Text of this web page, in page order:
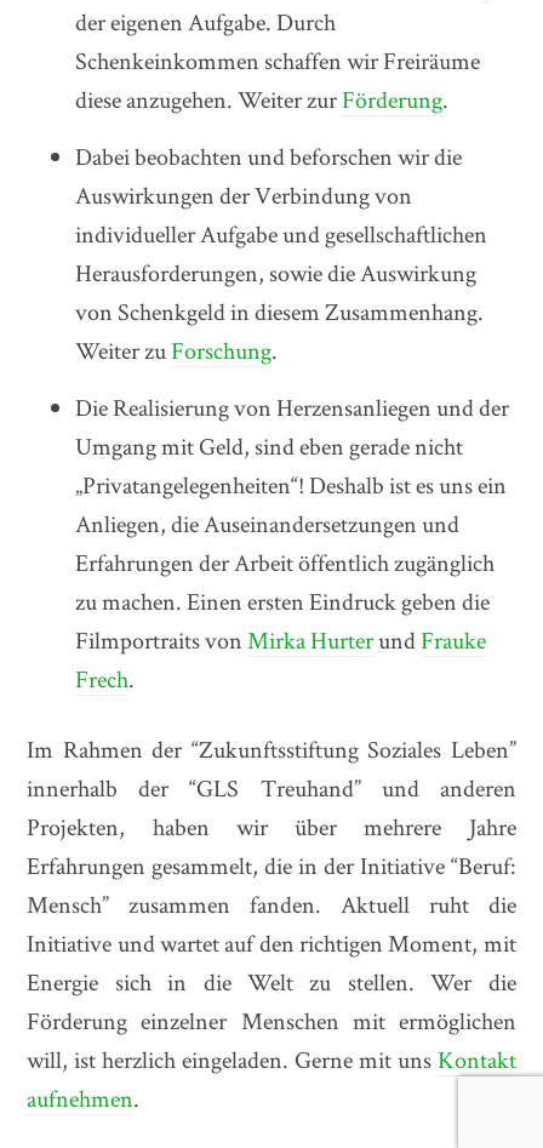
der eigenen Aufgabe. Durch
Schenkeinkommen schaffen wir Freiräume
diese anzugehen. Weiter zurFörderung.
Dabei beobachten und beforschen wir die
Auswirkungen der Verbindung von
individueller Aufgabe und gesellschaftlichen
Herausforderungen, sowie die Auswirkung
von Schenkgeld in diesem Zusammenhang.
Weiter zuForschung.
Die Realisierung von Herzensanliegen und der
Umgang mit Geld, sind eben gerade nicht
„Privatangelegenheiten“! Deshalb ist es uns ein
Anliegen, die Auseinandersetzungen und
Erfahrungen der Arbeit öffentlich zugänglich
zu machen. Einen ersten Eindruck geben die
Filmportraits vonMirka HurterundFrauke
Frech.
Im Rahmen der “Zukunftsstiftung Soziales Leben”
innerhalb der “GLS Treuhand” und anderen
Projekten, haben wir über mehrere Jahre
Erfahrungen gesammelt, die in der Initiative “Beruf:
Mensch” zusammen fanden. Aktuell ruht die
Initiative und wartet auf den richtigen Moment, mit
Energie sich in die Welt zu stellen. Wer die
Förderung einzelner Menschen mit ermöglichen
will, ist herzlich eingeladen. Gerne mit uns Kontakt
aufnehmen.